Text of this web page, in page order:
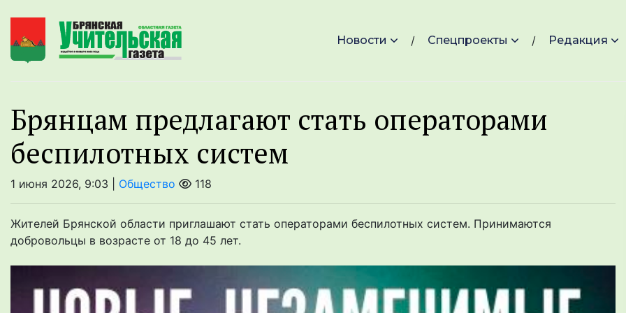
Новости Спецпроекты Редакция
Брянцaм предлагaют стать оперaторами
бeспилотных систeм
1 июня 2026, 9:03 | Общество 118
Жителей Брянской области приглашают стать операторами беспилотных систем. Принимаются
добровольцы в возрасте от 18 до 45 лет.